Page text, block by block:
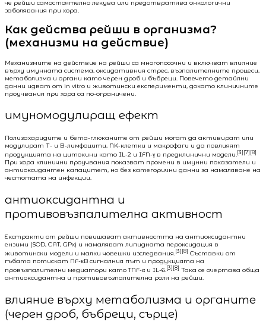
че рейши самостоятелно лекува или предотвратява онкологични
заболявания при хора.
Как действа рейши в организма?
(механизми на действие)
Механизмите на действие на рейши са многопосочни и включват влияние
върху имунната система, оксидативния стрес, възпалителните процеси,
метаболизма и органи като черен дроб и бъбреци. Повечето детайлни
данни идват от in vitro и животински експерименти, докато клиничните
проучвания при хора са по-ограничени.
имуномодулиращ ефект
Полизахаридите и бета-глюканите от рейши могат да активират или
модулират Т- и В-лимфоцити, NK-клетки и макрофаги и да повлияят
продукцията на цитокини като IL-2 и IFN-γ в предклинични модели.[3][7][8]
При хора клинични проучвания показват промени в имунни показатели и
антиоксидантен капацитет, но без категорични данни за намаляване на
честотата на инфекции.
антиоксидантна и
противовъзпалителна активност
Екстракти от рейши повишават активността на антиоксидантни
ензими (SOD, CAT, GPx) и намаляват липидната пероксидация в
животински модели и малки човешки изследвания.[3][8] Съставки от
гъбата потискат NF-κB сигналния път и продукцията на
провъзпалителни медиатори като TNF-α и IL-6.[3][8] Така се очертава обща
антиоксидантна и противовъзпалителна роля на рейши.
влияние върху метаболизма и органите
(черен дроб, бъбреци, сърце)